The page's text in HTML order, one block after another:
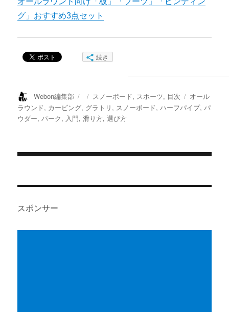
グ」おすすめ3点セット
続き
投
稿
者
Webon編集部
投
稿
日:
カ
テ
ゴ
スノーボード, スポーツ, 目次
タ
グ
オール
ラウンド, カービング, グラトリ , スノーボード,ハーフパイプ,パ
ウダー,パーク, 入門,滑り方,選び方
稿
ナ
ビ
スポンサー